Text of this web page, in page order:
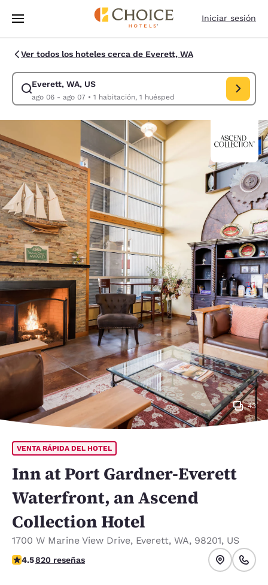
Pasar A Contenido Principal
Iniciar sesión
Ver todos los hoteles cerca de Everett, WA
Everett, WA, US
ago 06 - ago 07• 1 habitación, 1 huésped
Modificar la búsqueda de Everett, WA, US. Fecha de check-in ago 06,
43
VENTA RÁPIDA DEL HOTEL
Inn at Port Gardner-Everett
Waterfront, an Ascend
Collection Hotel
1700 W Marine View Drive, Everett, WA, 98201, US
calificación de 4.49 estrellas. Excelente.
4.5820 reseñas